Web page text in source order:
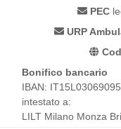
PEC
URP
Bonifico bancario
IBAN:
intestato a:
LILT Milano Monza